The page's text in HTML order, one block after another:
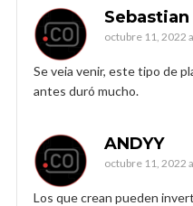
Sebastian
octubre 11, 2022
Se veia venir, este tipo de
antes duró mucho.
ANDYY
octubre 11, 2022
Los que crean pueden